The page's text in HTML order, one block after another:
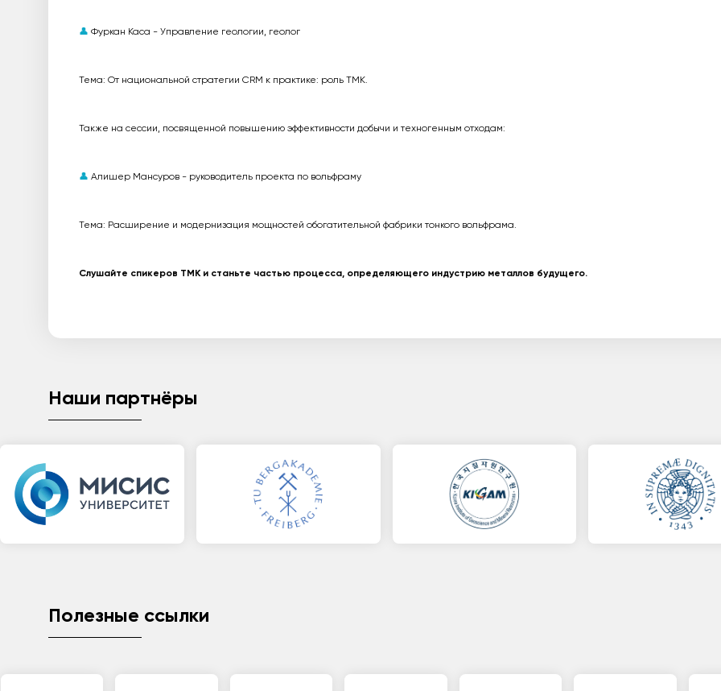
👤 Фуркан Каса - Управление геологии, геолог
Тема: От национальной стратегии CRM к практике: роль ТМК.
Также на сессии, посвященной повышению эффективности добычи и техногенным отходам:
👤 Алишер Мансуров - руководитель проекта по вольфраму
Тема: Расширение и модернизация мощностей обогатительной фабрики тонкого вольфрама.
Слушайте спикеров ТМК и станьте частью процесса, определяющего индустрию металлов будущего.
Наши партнёры
Полезные ссылки